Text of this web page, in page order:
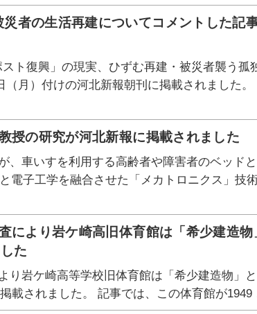
者の生活再建についてコメントした記
ト復興」の現実、ひずむ再建・被災者襲う孤
（月）付けの河北新報朝刊に掲載されました
授の研究が河北新報に掲載されました
、車いすを利用する高齢者や障害者のベッド
電子工学を融合させた「メカトロニクス」技
により岩ケ崎高旧体育館は「希少建造物
た
り岩ケ崎高等学校旧体育館は「希少建造物」
載されました。 記事では、この体育館が